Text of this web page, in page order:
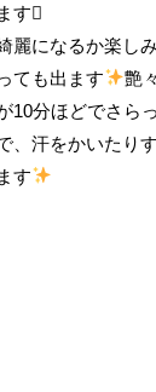
す
麗になるか楽し
ても出ます
艶
10分ほどでさら
、汗をかいたり
す